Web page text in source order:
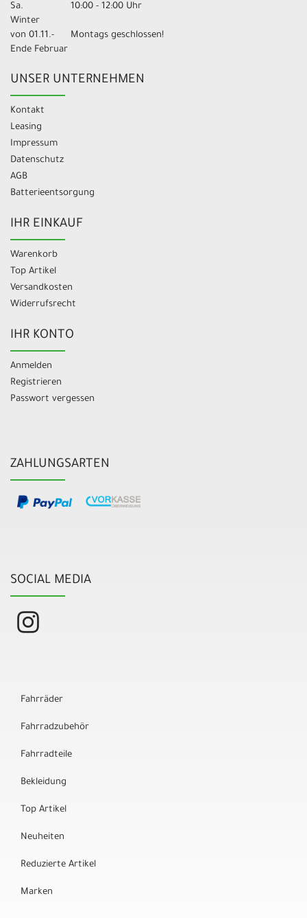
Sa.
10:00 - 12:00 Uhr
Winter
von 01.11.-
Ende Februar
Montags geschlossen!
UNSER UNTERNEHMEN
Kontakt
Leasing
Impressum
Datenschutz
AGB
Batterieentsorgung
IHR EINKAUF
Warenkorb
Top Artikel
Versandkosten
Widerrufsrecht
IHR KONTO
Anmelden
Registrieren
Passwort vergessen
ZAHLUNGSARTEN
SOCIAL MEDIA
Fahrräder
Fahrradzubehör
Fahrradteile
Bekleidung
Top Artikel
Neuheiten
Reduzierte Artikel
Marken